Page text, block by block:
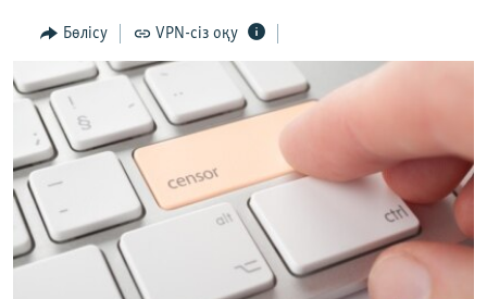
Navigation
to
Search
АДАМ ҚҰҚЫҚТАРЫ
ӘЛЕУМЕТ
ӘЛЕМ
АРНАЙЫ ЖОБАЛАР
Русский
ЖАЗЫЛЫҢЫЗ
Бөлісу VPN-сіз оқу